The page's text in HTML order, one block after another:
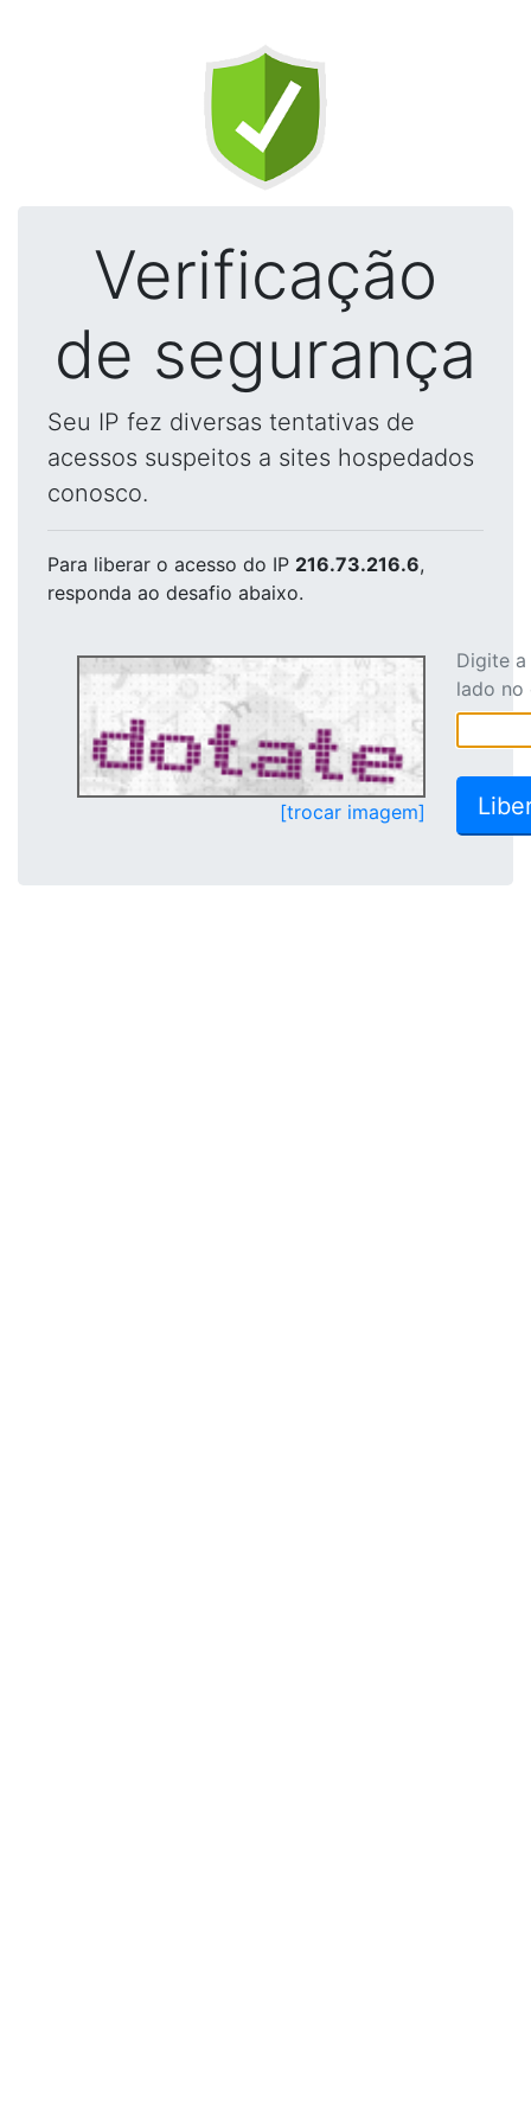
Verificação
de segurança
Seu IP fez diversas tentativas de
acessos suspeitos a sites hospedados
conosco.
Para liberar o acesso do IP 216.73.216.6,
responda ao desafio abaixo.
[trocar imagem]
Digite
lado no